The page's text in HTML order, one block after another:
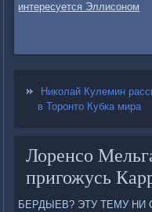
интересуется Эллисоном
Николай Кулемин
в Торонто Кубка мира
Лоренсо
пригожусь
БЕРДЫЕВ? ЭТУ ТЕМУ